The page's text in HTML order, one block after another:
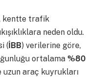
kentte trafik
neden oldu.
(İBB) verilerine göre,
ortalama %80
araç kuyrukları